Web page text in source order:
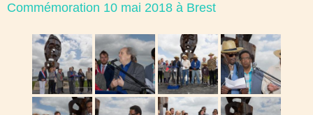
Commémoration 10 mai 2018 à Brest